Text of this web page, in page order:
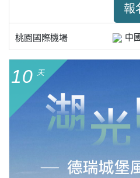
桃園國際機場 中
報
10 天